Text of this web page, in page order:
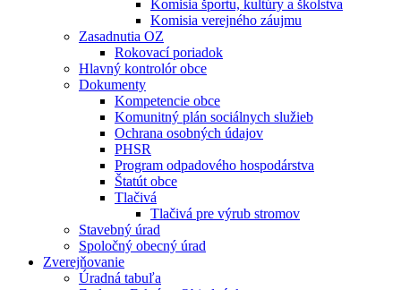
Komisia športu, kultúry a školstva
Komisia verejného záujmu
Zasadnutia OZ
Rokovací poriadok
Hlavný kontrolór obce
Dokumenty
Kompetencie obce
Komunitný plán sociálnych služieb
Ochrana osobných údajov
PHSR
Program odpadového hospodárstva
Štatút obce
Tlačivá
Tlačivá pre výrub stromov
Stavebný úrad
Spoločný obecný úrad
Zverejňovanie
Úradná tabuľa